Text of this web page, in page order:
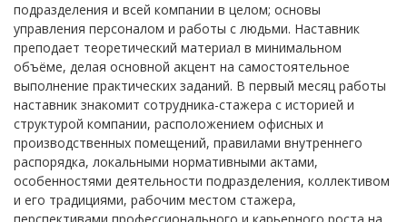
подразделения и всей компании в целом; основы
управления персоналом и работы с людьми. Наставник
преподает теоретический материал в минимальном
объёме, делая основной акцент на самостоятельное
выполнение практических заданий. В первый месяц работы
наставник знакомит сотрудника-стажера с историей и
структурой компании, расположением офисных и
производственных помещений, правилами внутреннего
распорядка, локальными нормативными актами,
особенностями деятельности подразделения, коллективом
и его традициями, рабочим местом стажера,